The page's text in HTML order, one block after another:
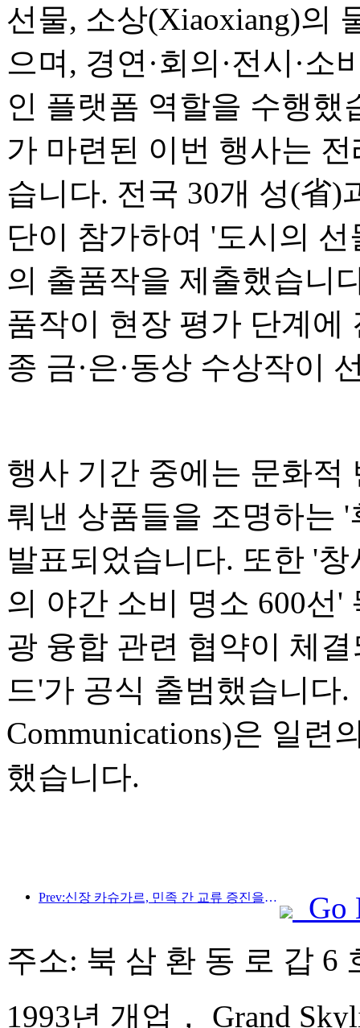
선물, 소상(Xiaoxiang)의
으며, 경연·회의·전시·
인 플랫폼 역할을 수행
가 마련된 이번 행사는
습니다. 전국 30개 성(省)
단이 참가하여 '도시의
의 출품작을 제출했습니
품작이 현장 평가 단계에
종 금·은·동상 수상작이
행사 기간 중에는 문화적
뤄낸 상품들을 조명하는
발표되었습니다. 또한 '
의 야간 소비 명소 600선
광 융합 관련 협약이 체
드'가 공식 출범했습니다
Communications)은 일련
했습니다.
Prev:신장 카슈가르, 민족 간 교류 증진을 위한 관광 홍보 행사 개최
Go
주소: 북 삼 환 동 로 갑 6
1993년 개업， Grand